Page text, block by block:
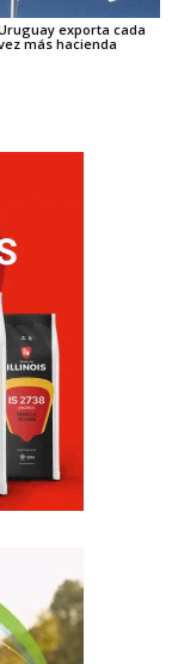
exporta cada
más hacienda